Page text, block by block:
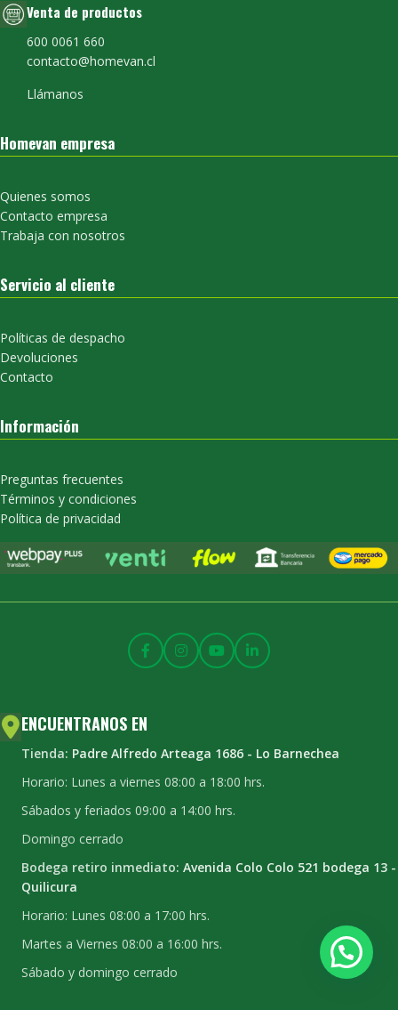
Venta de productos
600 0061 660
contacto@homevan.cl
Llámanos
Homevan empresa
Quienes somos
Contacto empresa
Trabaja con nosotros
Servicio al cliente
Políticas de despacho
Devoluciones
Contacto
Información
Preguntas frecuentes
Términos y condiciones
Política de privacidad
ENCUENTRANOS EN
Tienda: Padre Alfredo Arteaga 1686 - Lo Barnechea
Horario: Lunes a viernes 08:00 a 18:00 hrs.
Sábados y feriados 09:00 a 14:00 hrs.
Domingo cerrado
Bodega retiro inmediato: Avenida Colo Colo 521 bodega 13 -
Quilicura
Horario: Lunes 08:00 a 17:00 hrs.
Martes a Viernes 08:00 a 16:00 hrs.
Sábado y domingo cerrado